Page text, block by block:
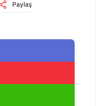
Paylaş